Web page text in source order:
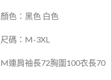
顏色：黑色 白色
尺碼：M-3XL
M連肩袖長72胸圍100衣長70